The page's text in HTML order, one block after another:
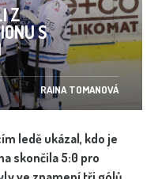
Z
S
RAINA TOMANOVÁ
ledě ukázal, kdo je
skončila 5:0 pro